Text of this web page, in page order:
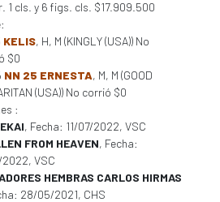
1 cls. y 6 figs. cls. $17.909.500
KELIS, H, M (KINGLY (USA)) No
$0
NN 25 ERNESTA, M, M (GOOD
(USA)) No corrió $0
:
, Fecha: 11/07/2022, VSC
FROM HEAVEN, Fecha:
VSC
HEMBRAS CARLOS HIRMAS
28/05/2021, CHS